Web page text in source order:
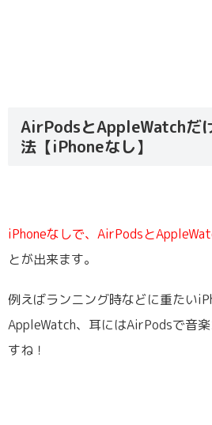
AirPodsとAppleWatchだ
法【iPhoneなし】
iPhoneなしで、AirPodsと
とが出来ます。
例えばランニング時などに重たい
AppleWatch、耳にはAirPodsで音
すね！